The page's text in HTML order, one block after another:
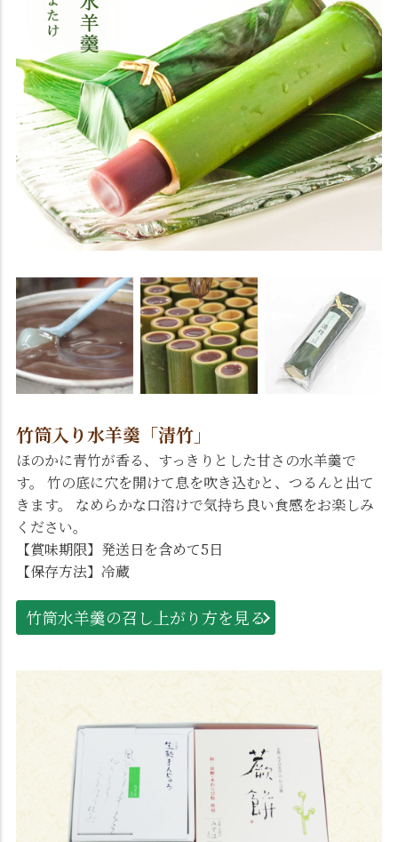
竹筒入り水羊羹「清竹」
ほのかに青竹が香る、すっきりとした甘さの水羊羹で
す。 竹の底に穴を開けて息を吹き込むと、つるんと出て
きます。 なめらかな口溶けで気持ち良い食感をお楽しみ
ください。
【賞味期限】発送日を含めて5日
【保存方法】冷蔵
竹筒水羊羹の召し上がり方を見る